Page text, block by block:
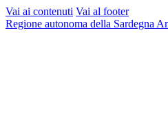
Vai ai contenuti Vai al footer
Regione autonoma della Sardegna